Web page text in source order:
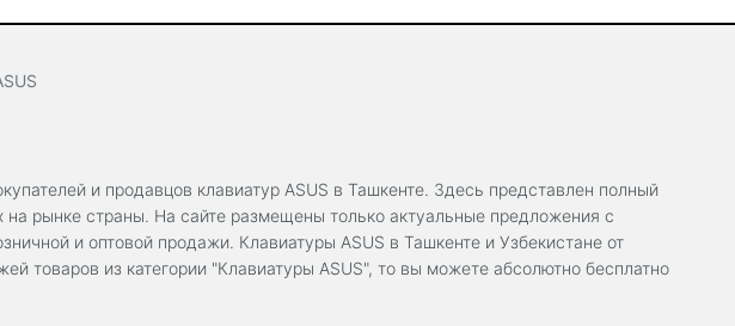
и продавцов клавиатур ASUS в Ташкенте. Здесь представлен полный
на рынке страны. На сайте размещены только актуальные предложения с
и оптовой продажи. Клавиатуры ASUS в Ташкенте и Узбекистане от
товаров из категории "Клавиатуры ASUS", то вы можете абсолютно бесплатно